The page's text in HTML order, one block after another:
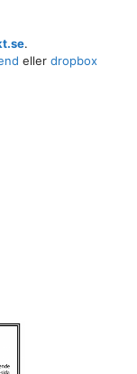
.
eller dropbox